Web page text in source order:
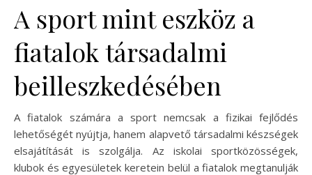
A sport mint eszköz a
fiatalok társadalmi
beilleszkedésében
A fiatalok számára a sport nemcsak a fizikai fejlődés
lehetőségét nyújtja, hanem alapvető társadalmi készségek
elsajátítását is szolgálja. Az iskolai sportközösségek,
klubok és egyesületek keretein belül a fiatalok megtanulják